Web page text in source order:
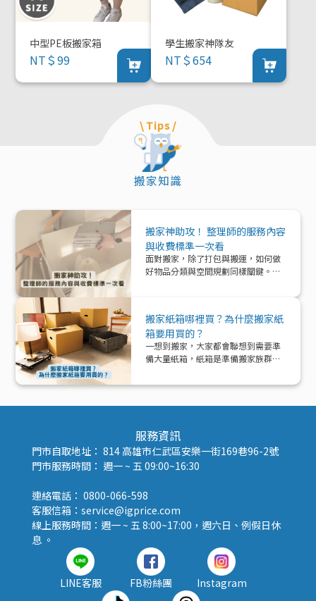
中型PE板搬家箱
NT＄99
學生搬家神隊友
NT＄654
\ Tips /
搬家知識
搬家神助攻！ 整理師的服務內容
與收費標準一次看
面對搬家，除了打包與搬運，如何做
好物品分類與空間規劃同樣關鍵。本
一次解析！
搬家紙箱哪裡買？為什麼搬家紙
箱要用買的？
一想到搬家，大家都會聯想到需要準
備大量紙箱，紙箱是準備搬家族群的
服務資訊
門市自取地址： 814 高雄市仁武區安樂一街169巷96-2號
門市服務時間： 週一 ~ 五 09:00~16:30
連絡電話： 0800-066-598
客服信箱：service@igprice.com
線上服務時間：週一 ~ 五 8:00~17:00，週六日、例假日休
息 。
LINE客服 FB粉絲團 Instagram